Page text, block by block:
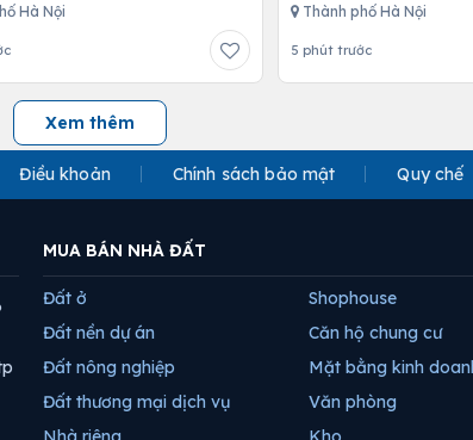
Hà Nội Thành phố Hà Nội
5 phút trước
Xem thêm
Điều khoản Chính sách bảo mật Quy chế
MUA BÁN NHÀ ĐẤT
Đất ở
Đất nền dự án
Đất nông nghiệp
Đất thương mại dịch vụ
Shophouse
Căn hộ chung cư
Mặt bằng kinh
Văn phòng